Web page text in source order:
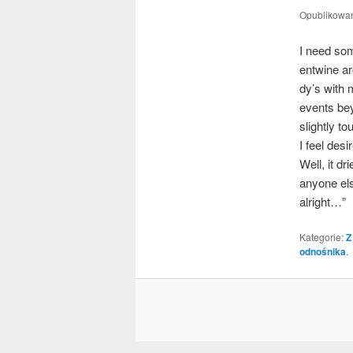
I need
entwi­ne
dy­’s with
events
sli­gh­tly
I feel
Well, it
any­one
alright…”
Kategorie:
odnośnika.